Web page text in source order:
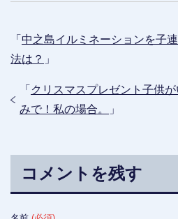
「 中之島イルミネーションを子
法は？ 」
「 クリスマスプレゼント子供
みで！私の場合。
」
コメントを残す